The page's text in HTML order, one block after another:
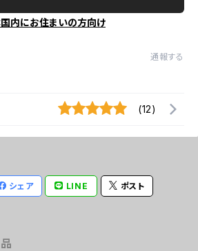
内にお住まいの方向け
通報する
(12)
シェア LINE ポスト